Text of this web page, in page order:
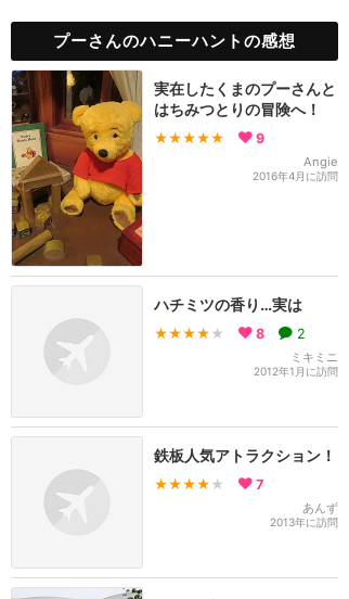
プーさんのハニーハントの感想
実在したくまのプーさんと
はちみつとりの冒険へ！
★★★★★ 9
Angie
2016年4月に訪問
ハチミツの香り…実は
★★★★ ★ 8 2
ミキミニ
2012年1月に訪問
鉄板人気アトラクション！
★★★★ ★ 7
あんず
2013年に訪問